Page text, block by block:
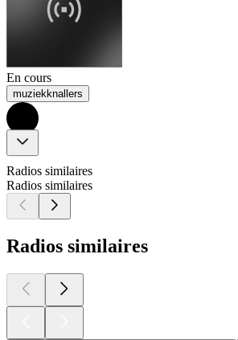
En cours
muziekknallers
Radios similaires
Radios similaires
Radios similaires